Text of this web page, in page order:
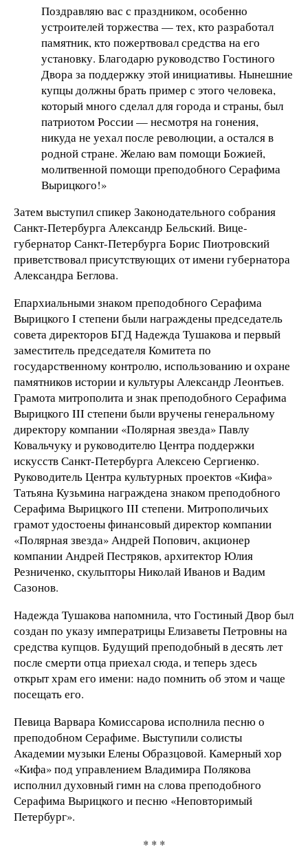
Поздравляю вас с праздником, особенно
устроителей торжества — тех, кто разработал
памятник, кто пожертвовал средства на его
установку. Благодарю руководство Гостиного
Двора за поддержку этой инициативы. Нынешние
купцы должны брать пример с этого человека,
который много сделал для города и страны, был
патриотом России — несмотря на гонения,
никуда не уехал после революции, а остался в
родной стране. Желаю вам помощи Божией,
молитвенной помощи преподобного Серафима
Вырицкого!»
Затем выступил спикер Законодательного собрания
Санкт-Петербурга Александр Бельский. Вице-
губернатор Санкт-Петербурга Борис Пиотровский
приветствовал присутствующих от имени губернатора
Александра Беглова.
Епархиальными знаком преподобного Серафима
Вырицкого I степени были награждены председатель
совета директоров БГД Надежда Тушакова и первый
заместитель председателя Комитета по
государственному контролю, использованию и охране
памятников истории и культуры Александр Леонтьев.
Грамота митрополита и знак преподобного Серафима
Вырицкого III степени были вручены генеральному
директору компании «Полярная звезда» Павлу
Ковальчуку и руководителю Центра поддержки
искусств Санкт-Петербурга Алексею Сергиенко.
Руководитель Центра культурных проектов «Кифа»
Татьяна Кузьмина награждена знаком преподобного
Серафима Вырицкого III степени. Митрополичьих
грамот удостоены финансовый директор компании
«Полярная звезда» Андрей Попович, акционер
компании Андрей Пестряков, архитектор Юлия
Резниченко, скульпторы Николай Иванов и Вадим
Сазонов.
Надежда Тушакова напомнила, что Гостиный Двор был
создан по указу императрицы Елизаветы Петровны на
средства купцов. Будущий преподобный в десять лет
после смерти отца приехал сюда, и теперь здесь
открыт храм его имени: надо помнить об этом и чаще
посещать его.
Певица Варвара Комиссарова исполнила песню о
преподобном Серафиме. Выступили солисты
Академии музыки Елены Образцовой. Камерный хор
«Кифа» под управлением Владимира Полякова
исполнил духовный гимн на слова преподобного
Серафима Вырицкого и песню «Неповторимый
Петербург».
* * *